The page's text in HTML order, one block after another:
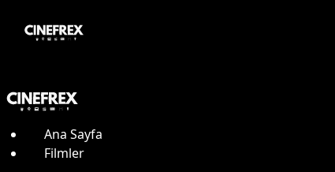
Ana Sayfa
Filmler